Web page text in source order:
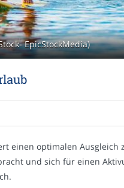
EpicStockMedia)
einen optimalen
und sich für einen